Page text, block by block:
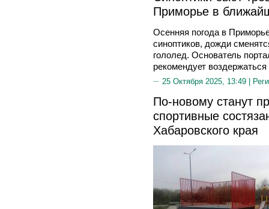
Приморье в
Осенняя погода в
синоптиков, дожди
гололед. Основатель
рекомендует
25 Октября 2025, 13:49 |
По-новому станут
спортивные
Хабаровского края